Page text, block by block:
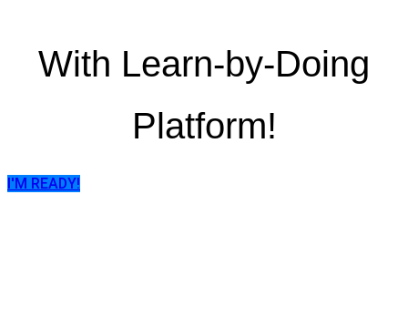
With Learn-by-Doing
Platform!
I'M READY!